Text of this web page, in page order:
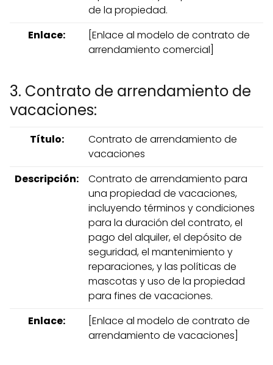
de la propiedad.
Enlace:
[Enlace al modelo de contrato de
arrendamiento comercial]
3. Contrato de arrendamiento de
vacaciones:
Título:
Contrato de arrendamiento de
vacaciones
Descripción:
Contrato de arrendamiento para
una propiedad de vacaciones,
incluyendo términos y condiciones
para la duración del contrato, el
pago del alquiler, el depósito de
seguridad, el mantenimiento y
reparaciones, y las políticas de
mascotas y uso de la propiedad
para fines de vacaciones.
Enlace:
[Enlace al modelo de contrato de
arrendamiento de vacaciones]